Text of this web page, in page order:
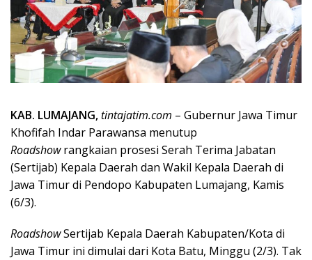
KAB. LUMAJANG,tintajatim.com – Gubernur Jawa Timur
Khofifah Indar Parawansa menutup
Roadshowrangkaian prosesi Serah Terima Jabatan
(Sertijab) Kepala Daerah dan Wakil Kepala Daerah di
Jawa Timur di Pendopo Kabupaten Lumajang, Kamis
(6/3).
RoadshowSertijab Kepala Daerah Kabupaten/Kota di
Jawa Timur ini dimulai dari Kota Batu, Minggu (2/3). Tak